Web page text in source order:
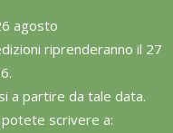
agosto
riprenderanno il 27
a partire da tale data.
scrivere a: